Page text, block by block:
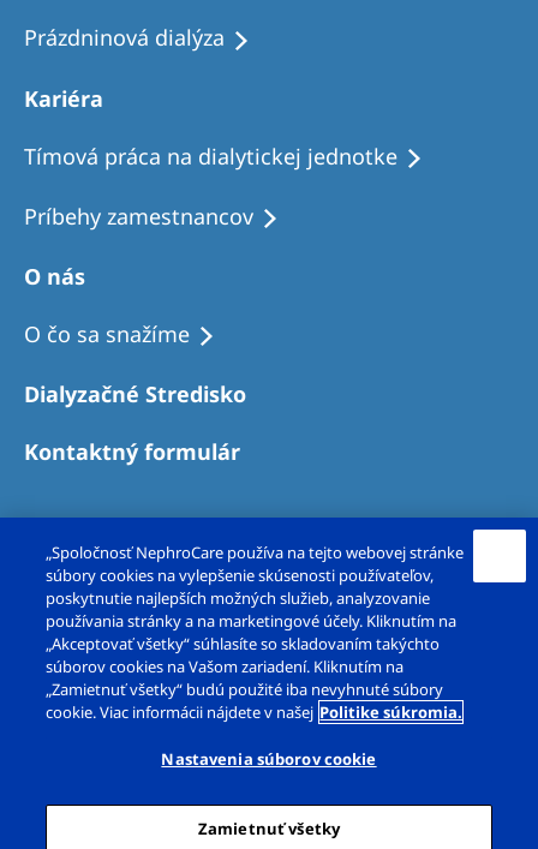
Prázdninová dialýza
Kariéra
Tímová práca na dialytickej jednotke
Príbehy zamestnancov
O nás
O čo sa snažíme
Dialyzačné Stredisko
Kontaktný formulár
Copyright© FMC-dialyzačné služby, s. r. o. 2026.
Všetky práva vyhradené.
Právne poznámky
Ochrana súkromia
Cookie vyhlásenie
Dialógové okno Nastavenia súborov cookie
„Spoločnosť NephroCare používa na tejto webovej stránke
súbory cookies na vylepšenie skúsenosti používateľov,
poskytnutie najlepších možných služieb, analyzovanie
používania stránky a na marketingové účely. Kliknutím na
„Akceptovať všetky“ súhlasíte so skladovaním takýchto
súborov cookies na Vašom zariadení. Kliknutím na
„Zamietnuť všetky“ budú použité iba nevyhnuté súbory
cookie. Viac informácii nájdete v našej Politike súkromia.
Nastavenia súborov cookie
Zamietnuť všetky